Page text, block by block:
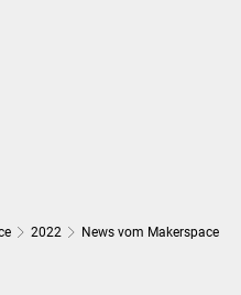
2022
News vom Makerspace